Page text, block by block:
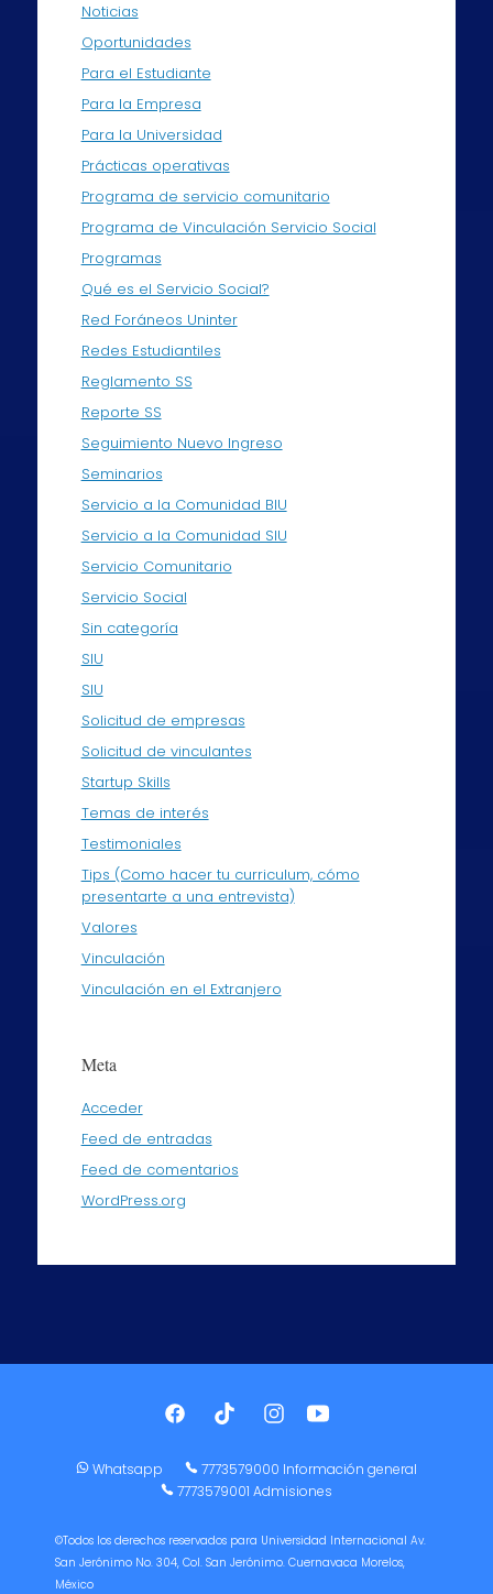
Noticias
Oportunidades
Para el Estudiante
Para la Empresa
Para la Universidad
Prácticas operativas
Programa de servicio comunitario
Programa de Vinculación Servicio Social
Programas
Qué es el Servicio Social?
Red Foráneos Uninter
Redes Estudiantiles
Reglamento SS
Reporte SS
Seguimiento Nuevo Ingreso
Seminarios
Servicio a la Comunidad BIU
Servicio a la Comunidad SIU
Servicio Comunitario
Servicio Social
Sin categoría
SIU
SIU
Solicitud de empresas
Solicitud de vinculantes
Startup Skills
Temas de interés
Testimoniales
Tips (Como hacer tu curriculum, cómo
presentarte a una entrevista)
Valores
Vinculación
Vinculación en el Extranjero
Meta
Acceder
Feed de entradas
Feed de comentarios
WordPress.org
Whatsapp
7773579000 Información general
7773579001 Admisiones
©Todos los derechos reservados para Universidad Internacional Av.
San Jerónimo No. 304, Col. San Jerónimo. Cuernavaca Morelos,
México